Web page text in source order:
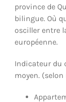
province de
bilingue. Où
osciller entre
européenne.
Indicateur du
moyen.